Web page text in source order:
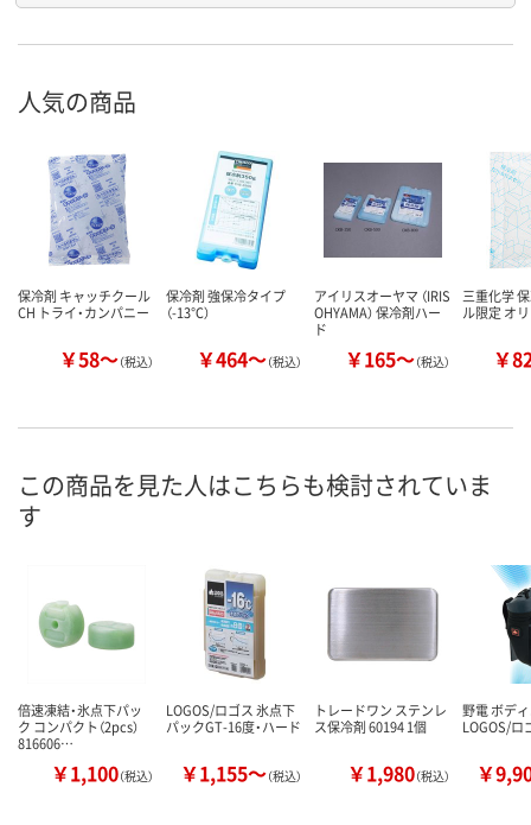
人気の商品
保冷剤 キャッチクール
CH トライ・カンパニー
￥58～（税込）
保冷剤 強保冷タイプ
（-13℃）
￥464～（税込）
アイリスオーヤマ （IRIS
OHYAMA） 保冷剤ハー
ド
￥165～（税込）
三重化学
ル限定 オ
￥
この商品を見た人はこちらも検討されていま
す
倍速凍結・氷点下パッ
ク コンパクト（2pcs）
816606…
￥1,100（税込）
LOGOS/ロゴス 氷点下
パックGT-16度・ハード
￥1,155～（税込）
トレードワン ステンレ
ス保冷剤 60194 1個
￥1,980（税込）
野電 ボデ
LOGOS/ロ
￥